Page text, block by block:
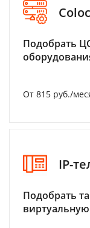
Подобрать
От 815 руб./
IP-
Подобрать